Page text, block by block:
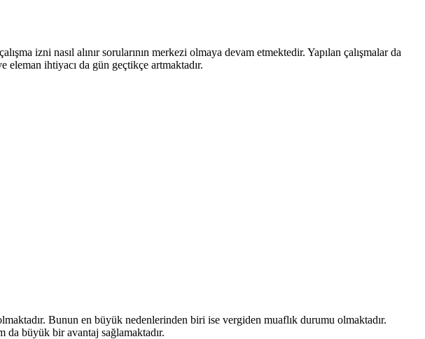
izni nasıl alınır sorularının merkezi olmaya devam etmektedir. Yapılan çalışmalar da
ihtiyacı da gün geçtikçe artmaktadır.
Bunun en büyük nedenlerinden biri ise vergiden muaflık durumu olmaktadır.
da büyük bir avantaj sağlamaktadır.